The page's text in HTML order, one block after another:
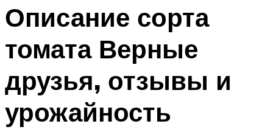
Описание сорта
томата Верные
друзья, отзывы и
урожайность